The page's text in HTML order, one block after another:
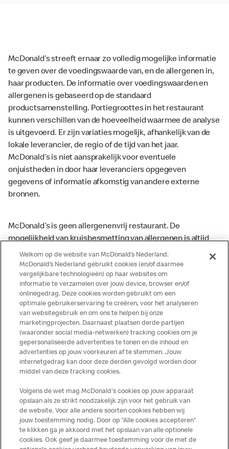
McDonald’s streeft ernaar zo volledig mogelijke informatie
te geven over de voedingswaarde van, en de allergenen in,
haar producten. De informatie over voedingswaarden en
allergenen is gebaseerd op de standaard
productsamenstelling. Portiegroottes in het restaurant
kunnen verschillen van de hoeveelheid waarmee de analyse
is uitgevoerd. Er zijn variaties mogelijk, afhankelijk van de
lokale leverancier, de regio of de tijd van het jaar.
McDonald’s is niet aansprakelijk voor eventuele
onjuistheden in door haar leveranciers opgegeven
gegevens of informatie afkomstig van andere externe
bronnen.
McDonald’s is geen allergenenvrij restaurant. De
mogelijkheid van kruisbesmetting van allergenen is altijd
aanwezig. McDonald’s kan zodoende niet garanderen dat
haar producten geen sporen van allergenen bevatten.
McDonald’s aanvaardt daarom geen aansprakelijkheid
indien een gast als gevolg van het binnenkrijgen van (een
spoor van) een allergeen lichamelijke klachten krijgt. Alle
producten kunnen sporen bevatten van dierlijke
ingrediënten. McDonald’s streeft er naar om de
voedingswaarde- en allergeneninformatie altijd up to date
te houden. De verstrekte informatie is alleen van
toepassing op de in Nederland verkochte producten. Voor
meer informatie over voedingswaarden en allergenen kijk
op de McDonald's website of in de McDonald’s App.
Publicatiefouten voorbehouden.
Welkom op de website van McDonald’s Nederland.
McDonald’s Nederland gebruikt cookies (en/of daarmee
vergelijkbare technologieën) op haar websites om
informatie te verzamelen over jouw device, browser en/of
onlinegedrag. Deze cookies worden gebruikt om een
optimale gebruikerservaring te creëren, voor het analyseren
van websitegebruik en om ons te helpen bij onze
marketingprojecten. Daarnaast plaatsen derde partijen
(waaronder social media-netwerken) tracking cookies om je
gepersonaliseerde advertenties te tonen en de inhoud en
advertenties op jouw voorkeuren af te stemmen. Jouw
internetgedrag kan door deze derden gevolgd worden door
middel van deze tracking cookies.
Volgens de wet mag McDonald's cookies op jouw apparaat
opslaan als ze strikt noodzakelijk zijn voor het gebruik van
de website. Voor alle andere soorten cookies hebben wij
jouw toestemming nodig. Door op “Alle cookies accepteren”
te klikken ga je akkoord met het opslaan van alle optionele
cookies. Ook geef je daarmee toestemming voor de met de